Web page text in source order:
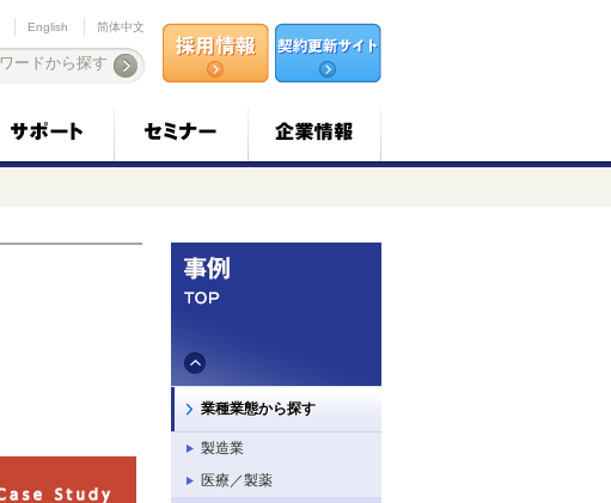
English 简体中文
業種業態から探す
製造業
医療／製薬